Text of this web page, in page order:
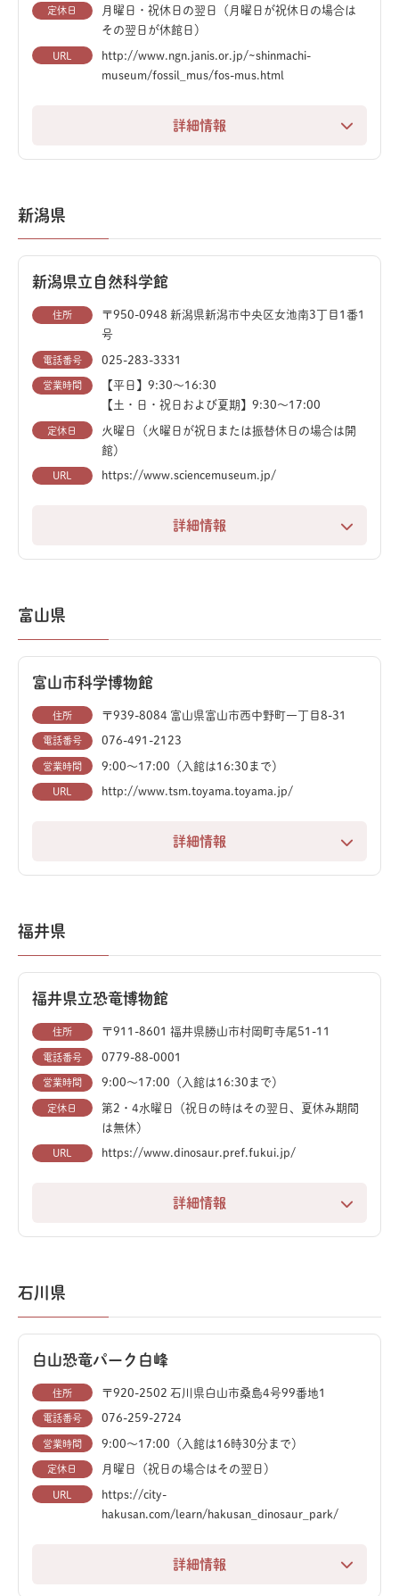
網羅した魅力的な展示の数々は、1日では見きれないほ
ど充実しています。
は、その巨大な姿に圧倒されます。
自然史コーナーでは、約1800万年前の伊那谷の姿を物
語るクジラや束柱類の化石を展示。地元伊那谷の歴史や
に咲き誇り、お花見の名所としてもおすすめです。
定休日
月曜日・祝休日の翌日（月曜日が祝休日の場合は
その翌日が休館日）
URL
http://www.ngn.janis.or.jp/~shinmachi-
museum/fossil_mus/fos-mus.html
詳細情報
化石に特化した、知的好奇心をくすぐる専門博物館で
います。
や、クビナガリュウの精巧なレプリカ。これらの迫力あ
る展示を通して、太古の地球に思いを馳せることができ
さらに、館内の「フォッシルラボ」では、化石のクリー
ニング作業や構造を実際に見て学ぶことが可能。まるで
古生物学者になったような気分で、化石の世界を深く探
求できます。
したい方にもぴったりのスポットです。
新潟県
新潟県立自然科学館
住所
〒950-0948 新潟県新潟市中央区女池南3丁目1番1
号
電話番号 025-283-3331
営業時間
【平日】9:30～16:30
【土・日・祝日および夏期】9:30～17:00
定休日
火曜日（火曜日が祝日または振替休日の場合は開
館）
URL https://www.sciencemuseum.jp/
詳細情報
見て、触れて、科学の楽しさを全身で学べる総合科学館
きで体験できます。
館内には、本物の化石に触れる体験コーナーもあり、太
古のロマンに触れることができます。さらに、美しい星
空を映し出すプラネタリウムも人気です。
富山県
富山市科学博物館
住所 〒939-8084 富山県富山市西中野町一丁目8-31
電話番号 076-491-2123
営業時間 9:00～17:00（入館は16:30まで）
URL http://www.tsm.toyama.toyama.jp/
詳細情報
富山市科学博物館は、見て、触れて、科学を楽しく学べ
載です。
ノサウルス。その巨大でリアルな姿は、子どもから大人
まで、訪れる人すべてを圧倒します。
富山の自然史や宇宙科学についても深く学べる展示が充
実しており、幅広い年代の方が一日中楽しめます。
福井県
福井県立恐竜博物館
住所 〒911-8601 福井県勝山市村岡町寺尾51-11
電話番号 0779-88-0001
営業時間 9:00〜17:00（入館は16:30まで）
定休日
第2・4水曜日（祝日の時はその翌日、夏休み期間
は無休）
URL https://www.dinosaur.pref.fukui.jp/
詳細情報
福井県勝山市にある福井県立恐竜博物館（FPDM）は、
らない聖地となりました。
されたドーム型常設展示室には、50体もの恐竜全身骨
格が並びます。ティラノサウルスの巨大な動くロボット
は、まるで生きているかのような迫力です。
カマラサウルスやアロサウルスなど実物化石で組み上げ
られた骨格は必見。さらに、福井県で発掘されたフクイ
サウルスやフクイラプトルといった新種の全身骨格にも
新設された「3面ダイノシアター」では、3面の巨大ス
石川県
白山恐竜パーク白峰
住所 〒920-2502 石川県白山市桑島4号99番地1
電話番号 076-259-2724
営業時間 9:00～17:00（入館は16時30分まで）
定休日 月曜日（祝日の場合はその翌日）
URL
https://city-
hakusan.com/learn/hakusan_dinosaur_park/
詳細情報